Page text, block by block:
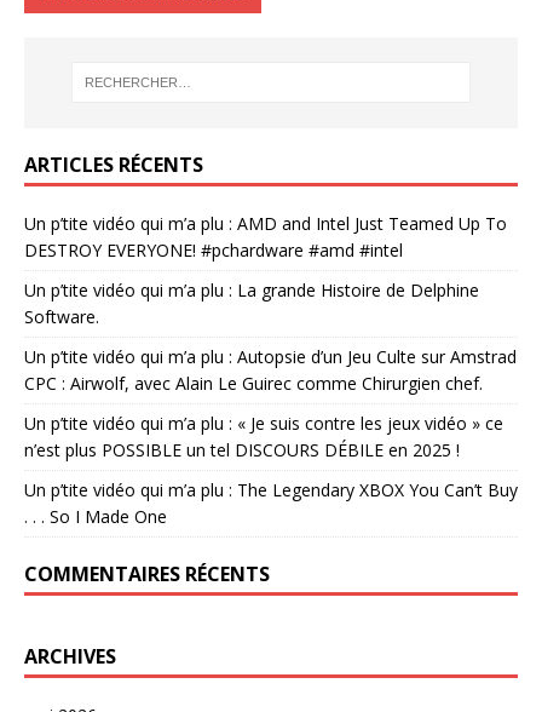
ARTICLES RÉCENTS
Un p’tite vidéo qui m’a plu : AMD and Intel Just Teamed Up To
DESTROY EVERYONE! #pchardware #amd #intel
Un p’tite vidéo qui m’a plu : La grande Histoire de Delphine
Software.
Un p’tite vidéo qui m’a plu : Autopsie d’un Jeu Culte sur Amstrad
CPC : Airwolf, avec Alain Le Guirec comme Chirurgien chef.
Un p’tite vidéo qui m’a plu : « Je suis contre les jeux vidéo » ce
n’est plus POSSIBLE un tel DISCOURS DÉBILE en 2025 !
Un p’tite vidéo qui m’a plu : The Legendary XBOX You Can’t Buy
. . . So I Made One
COMMENTAIRES RÉCENTS
ARCHIVES